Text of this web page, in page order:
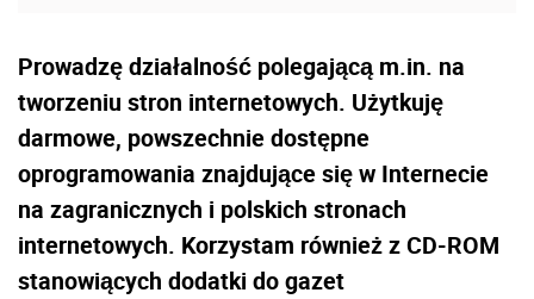
Prowadzę działalność polegającą m.in. na
tworzeniu stron internetowych. Użytkuję
darmowe, powszechnie dostępne
oprogramowania znajdujące się w Internecie
na zagranicznych i polskich stronach
internetowych. Korzystam również z CD-ROM
stanowiących dodatki do gazet